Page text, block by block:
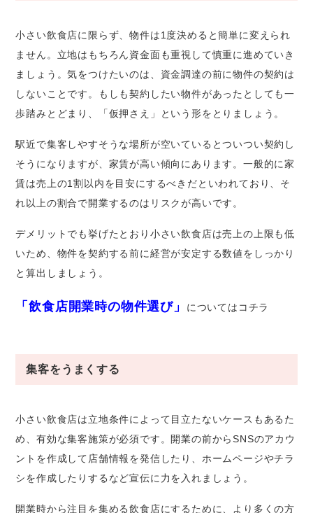
小さい飲食店に限らず、物件は1度決めると簡単に変えられ
ません。立地はもちろん資金面も重視して慎重に進めていき
ましょう。気をつけたいのは、資金調達の前に物件の契約は
しないことです。もしも契約したい物件があったとしても一
歩踏みとどまり、「仮押さえ」という形をとりましょう。
駅近で集客しやすそうな場所が空いているとついつい契約し
そうになりますが、家賃が高い傾向にあります。一般的に家
賃は売上の1割以内を目安にするべきだといわれており、そ
れ以上の割合で開業するのはリスクが高いです。
デメリットでも挙げたとおり小さい飲食店は売上の上限も低
いため、物件を契約する前に経営が安定する数値をしっかり
と算出しましょう。
「飲食店開業時の物件選び」 についてはコチラ
集客をうまくする
小さい飲食店は立地条件によって目立たないケースもあるた
め、有効な集客施策が必須です。開業の前からSNSのアカウ
ントを作成して店舗情報を発信したり、ホームページやチラ
シを作成したりするなど宣伝に力を入れましょう。
開業時から注目を集める飲食店にするために、より多くの方